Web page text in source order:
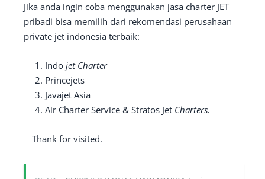
Jika anda ingin coba menggunakan jasa charter JET
pribadi bisa memilih dari rekomendasi perusahaan
private jet indonesia terbaik:
Indo jet Charter
Princejets
Javajet Asia
Air Charter Service & Stratos Jet Charters.
__Thank for visited.